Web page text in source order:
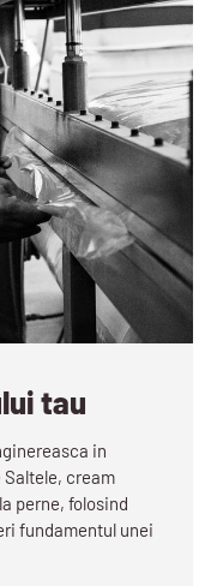
tau
in
cream
perne, folosind
fundamentul unei